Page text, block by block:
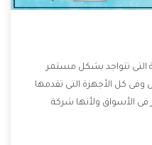
التى تتواجد بشكل مستمر
وفى كل الأجهزة التى تقدمها
فى الأسواق ولأنها شركة
التى تسهل على